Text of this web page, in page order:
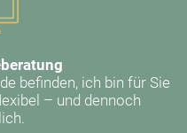
befinden, ich bin für Sie
– und dennoch